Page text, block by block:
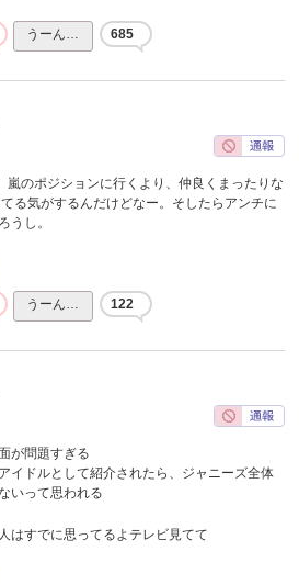
うーん… 685
嵐のポジションに行くより、仲良くまったりな
る気がするんだけどなー。そしたらアンチに
うし。
うーん… 122
が問題すぎる
イドルとして紹介されたら、ジャニーズ全体
いって思われる
はすでに思ってるよテレビ見てて